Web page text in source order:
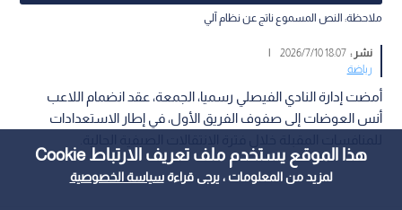
هذا الموقع يستخدم ملف تعريف الارتباط Cookie
لمزيد من المعلومات ، يرجى قراءةسياسة الخصوصية
ملاحظة: النص المسموع ناتج عن نظام آلي
نشر :18:07 2026/7/10
رياضة
أمضت إدارة النادي الفيصلي رسميا، الجمعة، عقد انضمام اللاعب
أنس العوضات إلى صفوف الفريق الأول، في إطار الاستعدادات